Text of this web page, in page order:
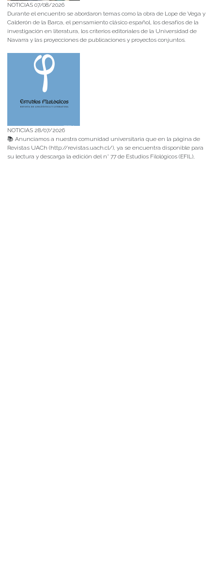
NOTICIAS 07/08/2026
Durante el encuentro se abordaron temas como la obra de Lope de Vega y
Calderón de la Barca, el pensamiento clásico español, los desafíos de la
investigación en literatura, los criterios editoriales de la Universidad de
Navarra y las proyecciones de publicaciones y proyectos conjuntos.
NOTICIAS 28/07/2026
📚 Anunciamos a nuestra comunidad universitaria que en la página de
Revistas UACh (http://revistas.uach.cl/), ya se encuentra disponible para
su lectura y descarga la edición del n° 77 de Estudios Filológicos (EFIL),